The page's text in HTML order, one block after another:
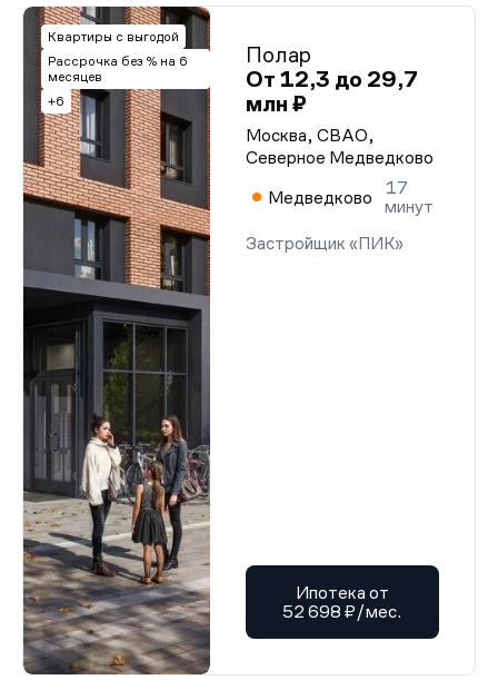
Квартиры с выгодой
Рассрочка без % на 6
месяцев
+6
Полар
От 12,3 до 29,7
млн ₽
Москва, СВАО,
Северное Медведково
Медведково
17
минут
Застройщик «ПИК»
Ипотека от
52 698 ₽/мес.